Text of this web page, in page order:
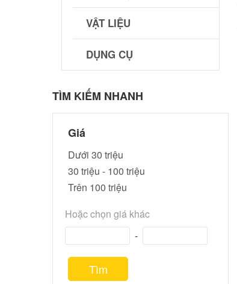
VẬT LIỆU
DỤNG CỤ
TÌM KIẾM NHANH
Giá
Dưới 30 triệu
30 triệu - 100 triệu
Trên 100 triệu
Hoặc chọn giá khác
-
Tìm